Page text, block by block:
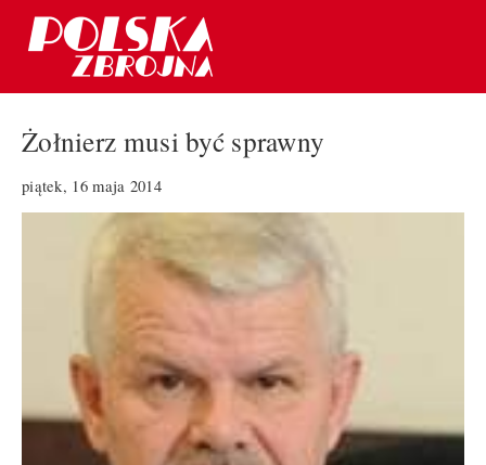
Żołnierz musi być sprawny
piątek, 16 maja 2014